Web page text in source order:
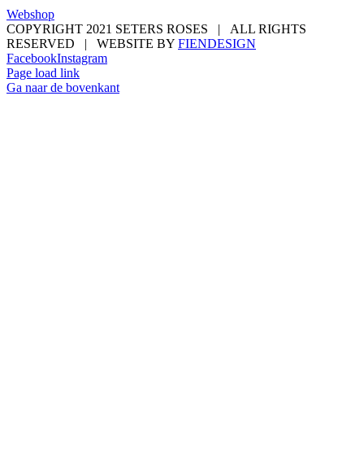
Webshop
COPYRIGHT 2021 SETERS ROSES | ALL RIGHTS
RESERVED | WEBSITE BY FIENDESIGN
FacebookInstagram
Page load link
Ga naar de bovenkant